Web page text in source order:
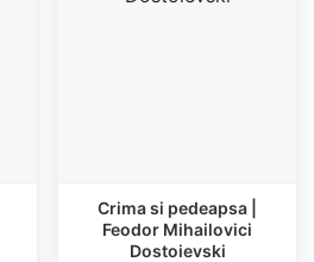
Crima si pedeapsa |
Feodor Mihailovici
Dostoievski